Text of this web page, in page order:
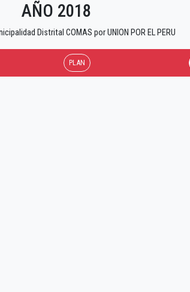
AÑO 2018
Distrital COMAS por UNION POR EL PERU
PLAN